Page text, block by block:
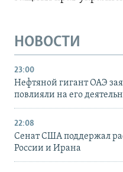
НОВОСТИ
23:00
Нефтяной гигант ОАЭ
повлияли на его
22:08
Сенат США поддержал
России и Ирана